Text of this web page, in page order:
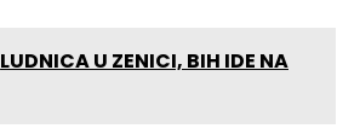
LUDNICA U ZENICI, BIH IDE NA